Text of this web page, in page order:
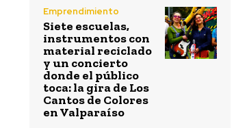
Emprendimiento
Siete escuelas,
instrumentos con
material reciclado
y un concierto
donde el público
toca: la gira de Los
Cantos de Colores
en Valparaíso